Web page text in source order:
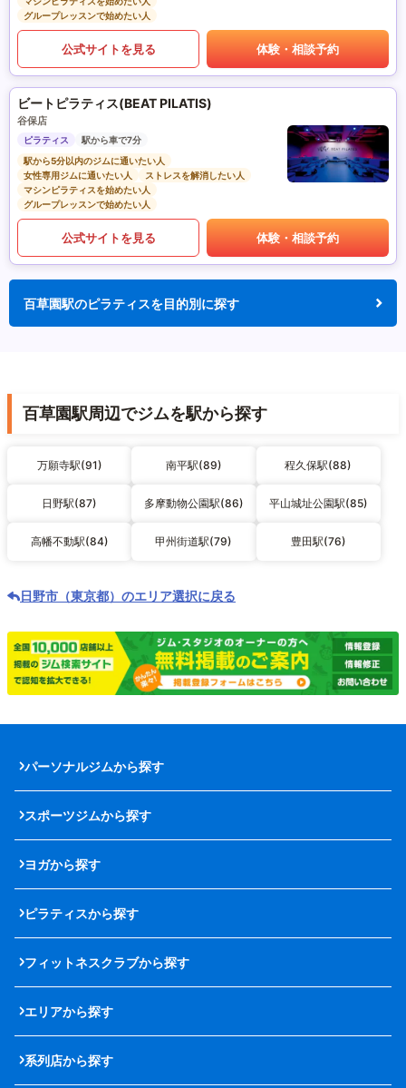
グループレッスンで始めたい人
公式サイトを見る 体験・相談予約
ビートピラティス(BEAT PILATIS)
谷保店
ピラティス
駅から車で7分
駅から5分以内のジムに通いたい人
女性専用ジムに通いたい人
ストレスを解消したい人
マシンピラティスを始めたい人
グループレッスンで始めたい人
公式サイトを見る 体験・相談予約
百草園駅のピラティスを目的別に探す
百草園駅周辺でジムを駅から探す
万願寺駅(91) 南平駅(89) 程久保駅(88)
日野駅(87) 多摩動物公園駅(86) 平山城址公園駅(85)
高幡不動駅(84) 甲州街道駅(79) 豊田駅(76)
日野市（東京都）のエリア選択に戻る
パーソナルジムから探す
スポーツジムから探す
ヨガから探す
ピラティスから探す
フィットネスクラブから探す
エリアから探す
系列店から探す